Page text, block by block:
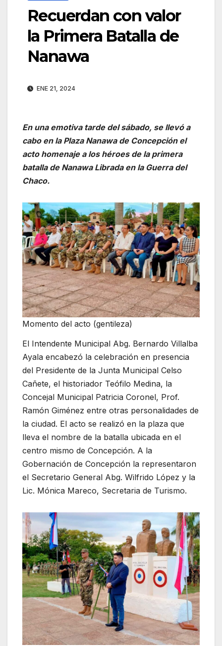
Recuerdan con valor
la Primera Batalla de
Nanawa
ENE 21, 2024
En una emotiva tarde del sábado, se llevó a
cabo en la Plaza Nanawa de Concepción el
acto homenaje a los héroes de la primera
batalla de Nanawa Librada en la Guerra del
Chaco.
Momento del acto (gentileza)
El Intendente Municipal Abg. Bernardo Villalba
Ayala encabezó la celebración en presencia
del Presidente de la Junta Municipal Celso
Cañete, el historiador Teófilo Medina, la
Concejal Municipal Patricia Coronel, Prof.
Ramón Giménez entre otras personalidades de
la ciudad. El acto se realizó en la plaza que
lleva el nombre de la batalla ubicada en el
centro mismo de Concepción. A la
Gobernación de Concepción la representaron
el Secretario General Abg. Wilfrido López y la
Lic. Mónica Mareco, Secretaria de Turismo.